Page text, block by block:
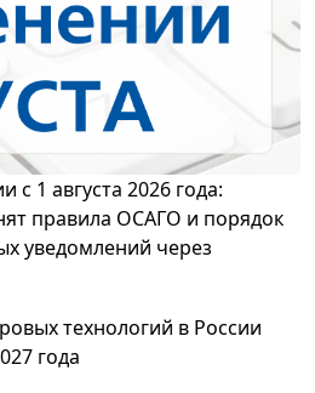
с 1 августа 2026 года:
правила ОСАГО и порядок
уведомлений через
технологий в России
года